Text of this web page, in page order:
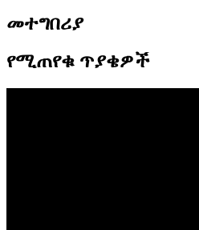
መተግበሪያ
የሚጠየቁ ጥያቄዎች